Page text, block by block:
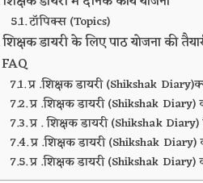
टॉपिक्स (Topics)
शिक्षक डायरी के लिए पाठ योजना की
FAQ
प्र .शिक्षक डायरी (Shikshak
प्र .शिक्षक डायरी (Shikshak
प्र . शिक्षक डायरी (Shikshak
प्र .शिक्षक डायरी (Shikshak Diary)
प्र .शिक्षक डायरी (Shikshak